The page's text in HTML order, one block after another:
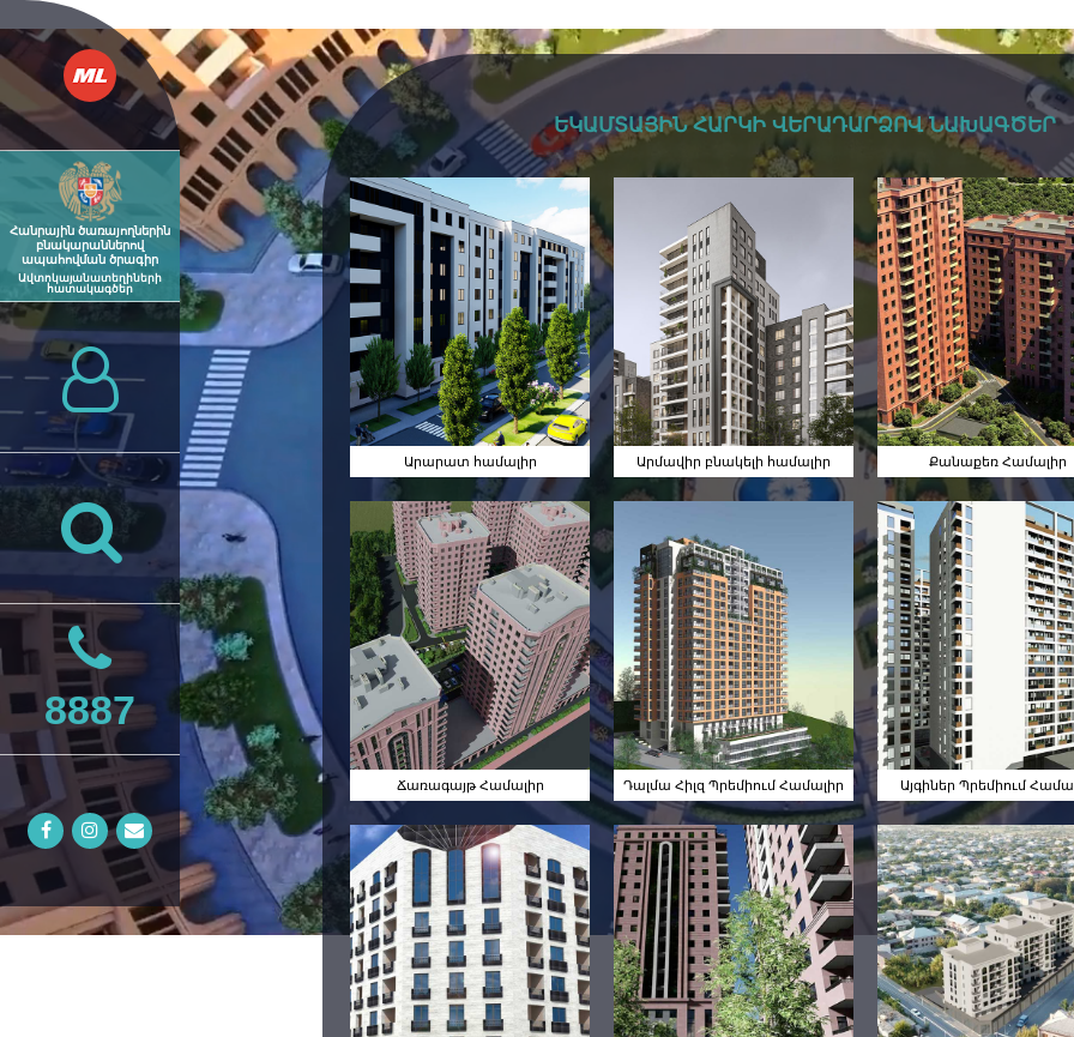
Հանրային ծառայողներին
բնակարաններով
ապահովման ծրագիր
Ավտոկայանատեղիների
հատակագծեր
8887
ԵԿԱՄՏԱՅԻՆ ՀԱՐԿԻ ՎԵՐԱԴԱՐՁՈՎ ՆԱԽԱԳԾԵՐ
Արարատ համալիր
Արարատ
Համալիր
Արմավիր բնակելի համալիր
Արմավիր
Բնակելի
Համալիր
Քանաքեռ Համալիր
Քանաքեռ
Համալիր
Ճառագայթ Համալիր
Ճառագայթ
Համալիր
Դալմա Հիլզ Պրեմիում Համալիր
Դալմա Հիլզ
Պրեմիում
Համալիր
Այգիներ Պրեմիում
Այգիներ
Պրեմիում
Համալիր
Արաբկիր 27
Համալիր
Ադոնց Համալիր
Արտաշատ
Բնակելի
Համալիր